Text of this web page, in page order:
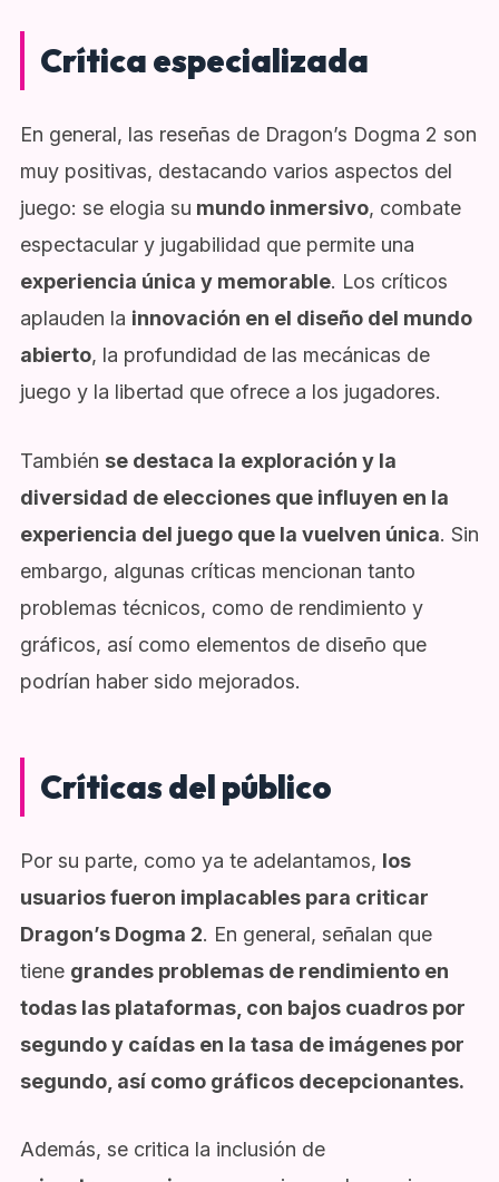
Crítica especializada
En general, las reseñas de Dragon’s Dogma 2 son
muy positivas, destacando varios aspectos del
juego: se elogia su mundo inmersivo, combate
espectacular y jugabilidad que permite una
experiencia única y memorable. Los críticos
aplauden la innovación en el diseño del mundo
abierto, la profundidad de las mecánicas de
juego y la libertad que ofrece a los jugadores.
También se destaca la exploración y la
diversidad de elecciones que influyen en la
experiencia del juego que la vuelven única. Sin
embargo, algunas críticas mencionan tanto
problemas técnicos, como de rendimiento y
gráficos, así como elementos de diseño que
podrían haber sido mejorados.
Críticas del público
Por su parte, como ya te adelantamos, los
usuarios fueron implacables para criticar
Dragon’s Dogma 2. En general, señalan que
tiene grandes problemas de rendimiento en
todas las plataformas, con bajos cuadros por
segundo y caídas en la tasa de imágenes por
segundo, así como gráficos decepcionantes.
Además, se critica la inclusión de